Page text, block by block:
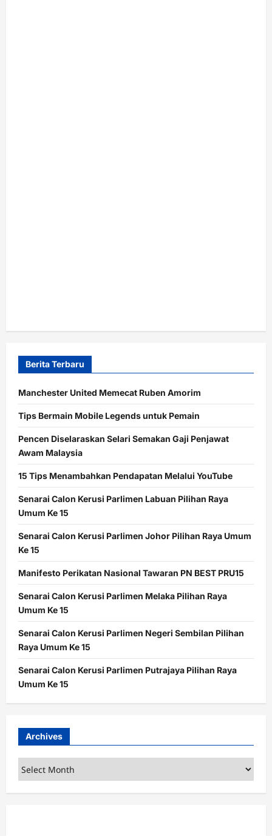
Berita Terbaru
Manchester United Memecat Ruben Amorim
Tips Bermain Mobile Legends untuk Pemain
Pencen Diselaraskan Selari Semakan Gaji Penjawat
Awam Malaysia
15 Tips Menambahkan Pendapatan Melalui YouTube
Senarai Calon Kerusi Parlimen Labuan Pilihan Raya
Umum Ke 15
Senarai Calon Kerusi Parlimen Johor Pilihan Raya Umum
Ke 15
Manifesto Perikatan Nasional Tawaran PN BEST PRU15
Senarai Calon Kerusi Parlimen Melaka Pilihan Raya
Umum Ke 15
Senarai Calon Kerusi Parlimen Negeri Sembilan Pilihan
Raya Umum Ke 15
Senarai Calon Kerusi Parlimen Putrajaya Pilihan Raya
Umum Ke 15
Archives
Archives